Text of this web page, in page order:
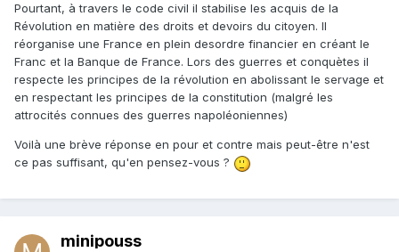
Pourtant, à travers le code civil il stabilise les acquis de la
Révolution en matière des droits et devoirs du citoyen. Il
réorganise une France en plein desordre financier en créant le
Franc et la Banque de France. Lors des guerres et conquètes il
respecte les principes de la révolution en abolissant le servage et
en respectant les principes de la constitution (malgré les
attrocités connues des guerres napoléoniennes)
Voilà une brève réponse en pour et contre mais peut-être n'est
ce pas suffisant, qu'en pensez-vous ?
minipouss